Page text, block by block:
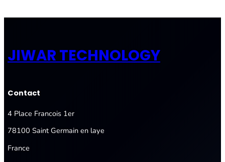
JIWAR TECHNOLOGY
Contact
4 Place Francois 1er
78100 Saint Germain en laye
France